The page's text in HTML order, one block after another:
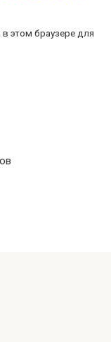
этом браузере для